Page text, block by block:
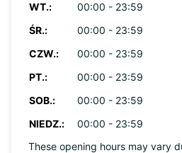
WT.:
00:00 - 23:59
ŚR.:
00:00 - 23:59
CZW.:
00:00 - 23:59
PT.:
00:00 - 23:59
SOB.:
00:00 - 23:59
NIEDZ.:
00:00 - 23:59
These opening hours may vary